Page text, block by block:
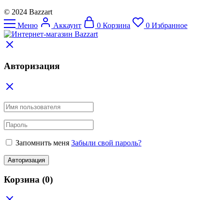
© 2024 Bazzart
Меню
Аккаунт 0 Корзина 0 Избранное
Авторизация
Запомнить меня Забыли свой пароль?
Авторизация
Корзина (0)